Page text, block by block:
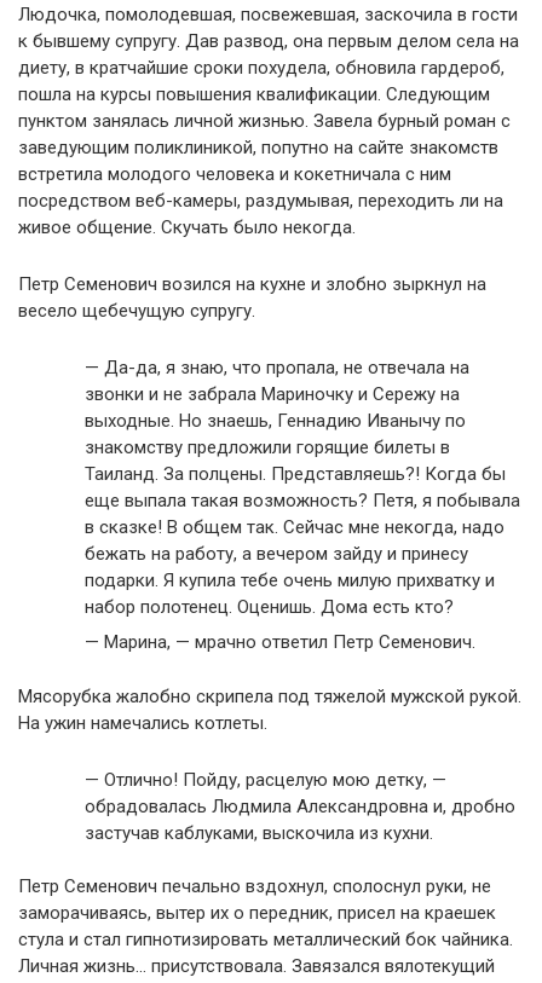
Людочка, помолодевшая, посвежевшая, заскочила в гости
к бывшему супругу. Дав развод, она первым делом села на
диету, в кратчайшие сроки похудела, обновила гардероб,
пошла на курсы повышения квалификации. Следующим
пунктом занялась личной жизнью. Завела бурный роман с
заведующим поликлиникой, попутно на сайте знакомств
встретила молодого человека и кокетничала с ним
посредством веб-камеры, раздумывая, переходить ли на
живое общение. Скучать было некогда.
Петр Семенович возился на кухне и злобно зыркнул на
весело щебечущую супругу.
— Да-да, я знаю, что пропала, не отвечала на
звонки и не забрала Мариночку и Сережу на
выходные. Но знаешь, Геннадию Иванычу по
знакомству предложили горящие билеты в
Таиланд. За полцены. Представляешь?! Когда бы
еще выпала такая возможность? Петя, я побывала
в сказке! В общем так. Сейчас мне некогда, надо
бежать на работу, а вечером зайду и принесу
подарки. Я купила тебе очень милую прихватку и
набор полотенец. Оценишь. Дома есть кто?
— Марина, — мрачно ответил Петр Семенович.
Мясорубка жалобно скрипела под тяжелой мужской рукой.
На ужин намечались котлеты.
— Отлично! Пойду, расцелую мою детку, —
обрадовалась Людмила Александровна и, дробно
застучав каблуками, выскочила из кухни.
Петр Семенович печально вздохнул, сполоснул руки, не
заморачиваясь, вытер их о передник, присел на краешек
стула и стал гипнотизировать металлический бок чайника.
Личная жизнь… присутствовала. Завязался вялотекущий